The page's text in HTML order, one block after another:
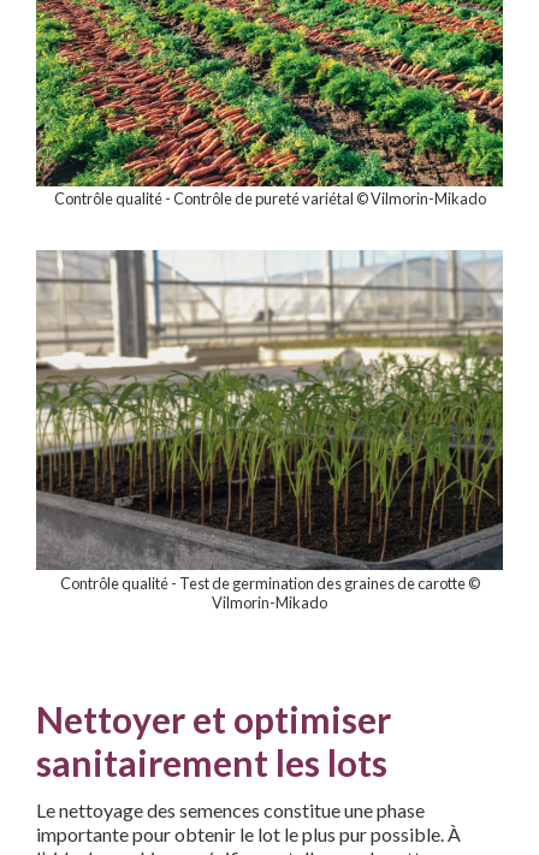
Contrôle qualité - Contrôle de pureté variétal © Vilmorin-Mikado
Contrôle qualité - Test de germination des graines de carotte ©
Vilmorin-Mikado
Nettoyer et optimiser
sanitairement les lots
Le nettoyage des semences constitue une phase
importantepour obtenir le lot le plus pur possible. À